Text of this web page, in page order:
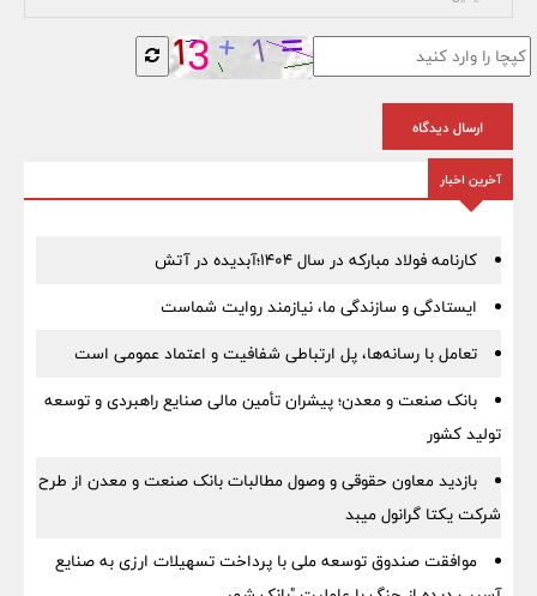
ارسال دیدگاه
آخرین اخبار
کارنامه فولاد مبارکه در سال ۱۴۰۴؛آبدیده در آتش
ایستادگی و سازندگی ما، نیازمند روایت شماست
تعامل با رسانه‌ها، پل ارتباطی شفافیت و اعتماد عمومی است
بانک صنعت و معدن؛ پیشران تأمین مالی صنایع راهبردی و توسعه
تولید کشور
بازدید معاون حقوقی و وصول مطالبات بانک صنعت و معدن از طرح
شرکت یکتا گرانول میبد
موافقت صندوق توسعه ملی با پرداخت تسهیلات ارزی به صنایع